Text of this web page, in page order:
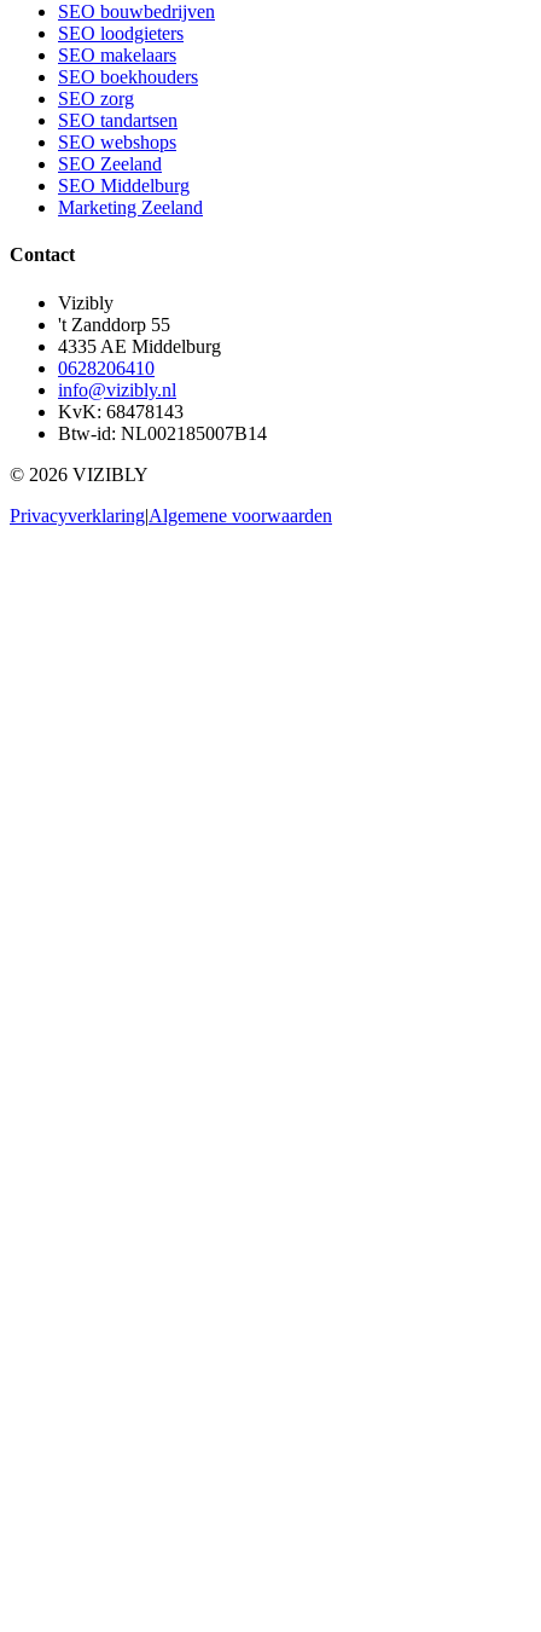
SEO bouwbedrijven
SEO loodgieters
SEO makelaars
SEO boekhouders
SEO zorg
SEO tandartsen
SEO webshops
SEO Zeeland
SEO Middelburg
Marketing Zeeland
Contact
Vizibly
't Zanddorp 55
4335 AE Middelburg
0628206410
info@vizibly.nl
KvK: 68478143
Btw-id: NL002185007B14
© 2026 VIZIBLY
Privacyverklaring|Algemene voorwaarden